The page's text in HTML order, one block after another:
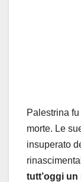
Palestrina
morte. Le
insuperato
tutt’oggi